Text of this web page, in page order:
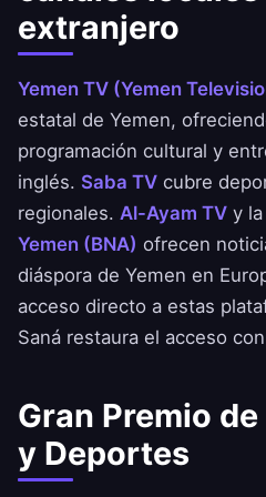
extranjero
Yemen TV (Yemen
estatal de Yemen,
programación cultural y
inglés. Saba TV cubre
regionales. Al-Ayam TV y la
Yemen (BNA) ofrecen
diáspora de Yemen en
acceso directo a estas
Saná restaura el acceso
Gran Premio de
y Deportes